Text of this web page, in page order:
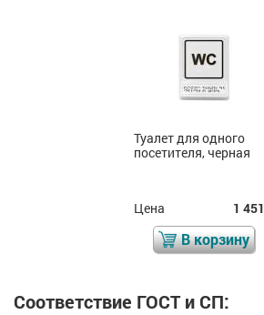
Туалет для одного
посетителя, черная
Цена 1 451
В корзину
Соответствие ГОСТ и СП: